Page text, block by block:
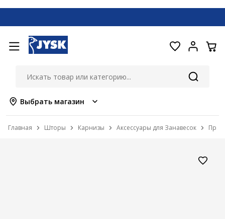
Выбрать магазин
Главная Шторы Карнизы Аксессуары для Занавесок